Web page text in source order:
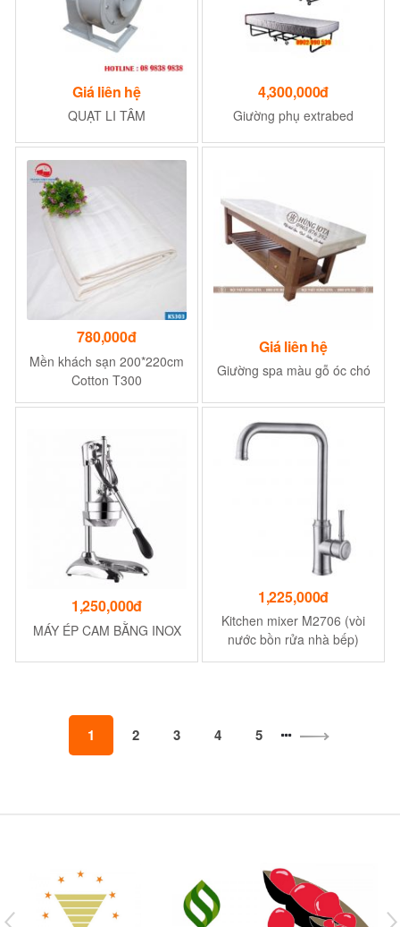
Giá liên hệ
QUẠT LI TÂM
4,300,000đ
Giường phụ extrabed
780,000đ
Mền khách sạn 200*220cm
Cotton T300
Giá liên hệ
Giường spa màu gỗ óc chó
1,250,000đ
MÁY ÉP CAM BẰNG INOX
1,225,000đ
Kitchen mixer M2706 (vòi
nước bồn rửa nhà bếp)
1 2 3 4 5